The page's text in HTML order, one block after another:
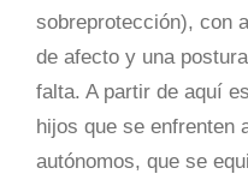
sobreprotección), con
de afecto y una
falta. A partir de aquí
hijos que se enfrenten
autónomos, que se